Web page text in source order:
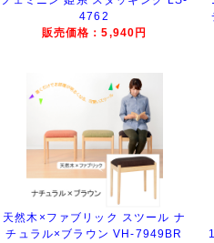
4762
販売価格：5,940円
天然木×ファブリック スツール ナ
チュラル×ブラウン VH-7949BR